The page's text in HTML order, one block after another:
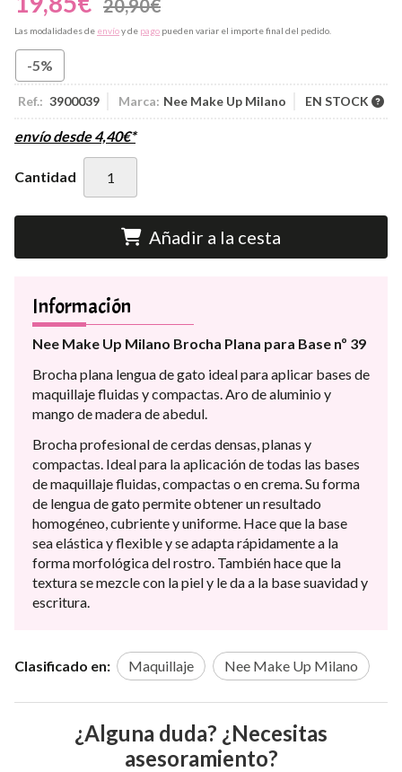
20,90€
Las modalidades de envíoy de pago pueden variar el importe final del pedido.
-5%
Ref.: 3900039 Marca: Nee Make Up Milano EN STOCK
envío desde4,40€*
Cantidad
Añadir a la cesta
Información
Nee Make Up Milano Brocha Plana para Base nº 39
Brocha plana lengua de gato ideal para aplicar bases de
maquillaje fluidas y compactas. Aro de aluminio y
mango de madera de abedul.
Brocha profesional de cerdas densas, planas y
compactas. Ideal para la aplicación de todas las bases
de maquillaje fluidas, compactas o en crema. Su forma
de lengua de gato permite obtener un resultado
homogéneo, cubriente y uniforme. Hace que la base
sea elástica y flexible y se adapta rápidamente a la
forma morfológica del rostro. También hace que la
textura se mezcle con la piel y le da a la base suavidad y
escritura.
Clasificado en: Maquillaje Nee Make Up Milano
¿Alguna duda? ¿Necesitas
asesoramiento?